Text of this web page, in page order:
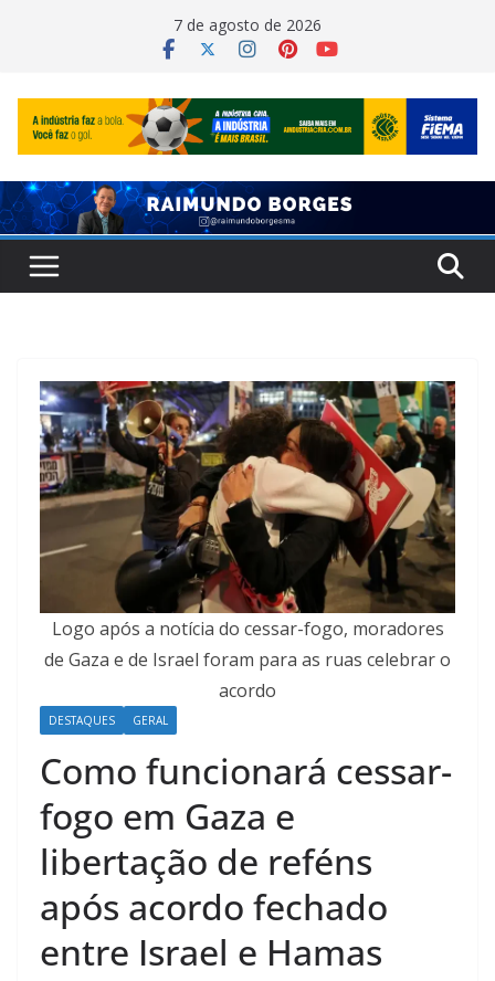
7 de agosto de 2026
Logo após a notícia do cessar-fogo, moradores
de Gaza e de Israel foram para as ruas celebrar o
acordo
DESTAQUES GERAL
Como funcionará cessar-
fogo em Gaza e
libertação de reféns
após acordo fechado
entre Israel e Hamas